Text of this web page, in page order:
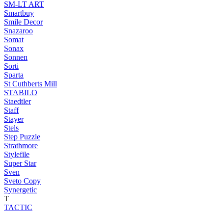
SM-LT ART
Smartbuy
Smile Decor
Snazaroo
Somat
Sonax
Sonnen
Sorti
Sparta
St Cuthberts Mill
STABILO
Staedtler
Staff
Stayer
Stels
Step Puzzle
Strathmore
Stylefile
Super Star
Sven
Sveto Copy
Synergetic
T
TACTIC